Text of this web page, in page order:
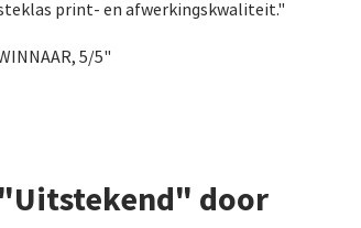
print- en afwerkingskwaliteit."
5/5"
door